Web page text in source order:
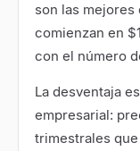
son las mejores
comienzan en
con el número
La desventaja
empresarial:
trimestrales